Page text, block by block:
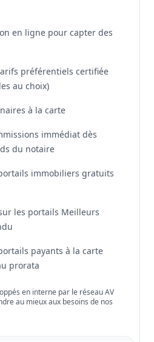
en ligne pour capter des
préférentiels certifiée
au choix)
à la carte
immédiat dès
du notaire
immobiliers gratuits
les portails Meilleurs
payants à la carte
prorata
en interne par le réseau AV
au mieux aux besoins de nos